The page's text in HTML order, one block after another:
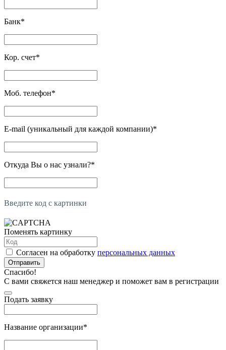
Банк*
Кор. счет*
Моб. телефон*
E-mail (уникальный для каждой компании)*
Откуда Вы о нас узнали?*
Введите код с картинки
Поменять картинку
Согласен на обработку персональных данных
Отправить
Спасибо!
С вами свяжется наш менеджер и поможет вам в регистрации
Подать заявку
Название организации*